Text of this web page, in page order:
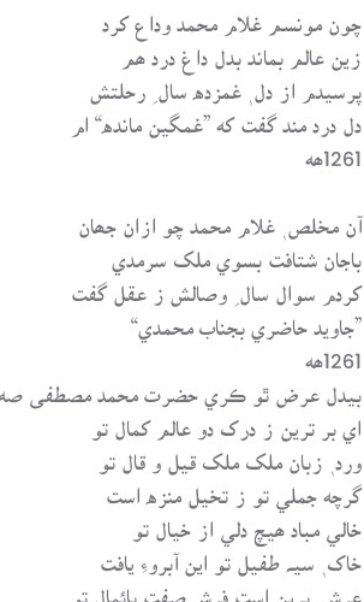
چون مونسم غلام محمد وداع کرد
زين عالم بماند بدل داغ درد ھم
پرسيدم از دل ٖ غمزده سال ِ رحلتش
دل درد مند گفت که ”غمگين مانده“ ام
1261ھه
آن مخلص ٖ غلام محمد چو ازان جھان
باجان شتافت بسوي ملک سرمدي
کردم سوال سال ِ وصالش ز عقل گفت
”جاويد حاضري بجناب محمدي“
1261ھه
بيدل عرض ٿو ڪري حضرت محمد مصطفى صه
اي بر ترين ز درک دو عالم کمال تو
ورد ٖ زبان ملک ملک قيل و قال تو
گرچه جملي تو ز تخيل منزه است
خالي مباد ھيچ دلي از خيال تو
خاک ٖ سيـﮧ طفيل تو اين آبروءِ يافت
عرش ٖ برين است فرش صفت پائمال تو